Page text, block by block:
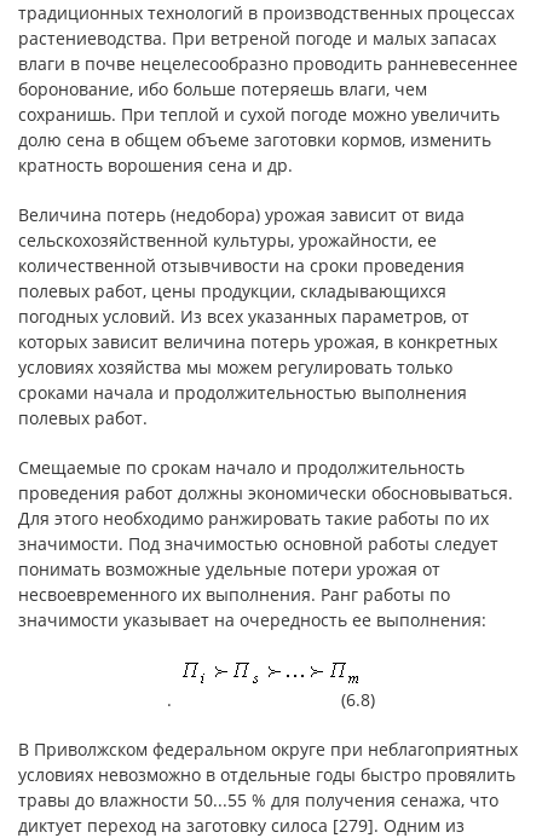
традиционных технологий в производственных процессах
растениеводства. При ветреной погоде и малых запасах
влаги в почве нецелесообразно проводить ранневесеннее
боронование, ибо больше потеряешь влаги, чем
сохранишь. При теплой и сухой погоде можно увеличить
долю сена в общем объеме заготовки кормов, изменить
кратность ворошения сена и др.
Величина потерь (недобора) урожая зависит от вида
сельскохозяйственной культуры, урожайности, ее
количественной отзывчивости на сроки проведения
полевых работ, цены продукции, складывающихся
погодных условий. Из всех указанных параметров, от
которых зависит величина потерь урожая, в конкретных
условиях хозяйства мы можем регулировать только
сроками начала и продолжительностью выполнения
полевых работ.
Смещаемые по срокам начало и продолжительность
проведения работ должны экономически обосновываться.
Для этого необходимо ранжировать такие работы по их
значимости. Под значимостью основной работы следует
понимать возможные удельные потери урожая от
несвоевременного их выполнения. Ранг работы по
значимости указывает на очередность ее выполнения:
. (6.8)
В Приволжском федеральном округе при неблагоприятных
условиях невозможно в отдельные годы быстро провялить
травы до влажности 50...55 % для получения сенажа, что
диктует переход на заготовку силоса [279]. Одним из